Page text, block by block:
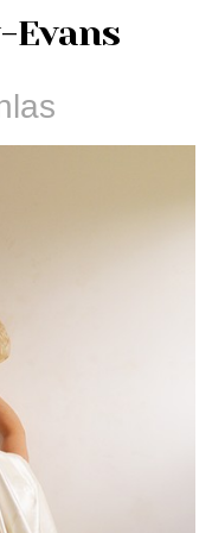
Evans